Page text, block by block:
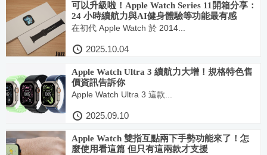
可以升級啦！Apple Watch Series 11開箱分享：
24 小時續航力與AI健身體驗等功能最有感
在初代 Apple Watch 於 2014...
2025.10.04
Apple Watch Ultra 3 續航力大增！規格特色售
價資訊告訴你
Apple Watch Ultra 3 這款...
2025.09.10
Apple Watch 雙指互點兩下手勢功能來了！怎
麼使用看這篇 但只有這兩款才支援